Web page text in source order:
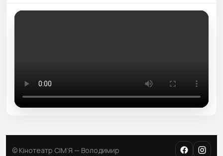
© Кінотеатр СІМ’Я — Володимир